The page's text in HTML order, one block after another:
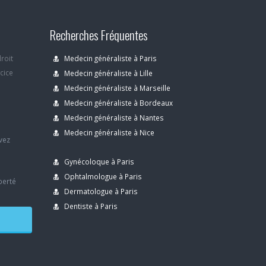
Recherches Fréquentes
Medecin généraliste à Paris
Medecin généraliste à Lille
Medecin généraliste à Marseille
Medecin généraliste à Bordeaux
Medecin généraliste à Nantes
Medecin généraliste à Nice
Gynécoloque à Paris
Ophtalmologue à Paris
Dermatologue à Paris
Dentiste à Paris